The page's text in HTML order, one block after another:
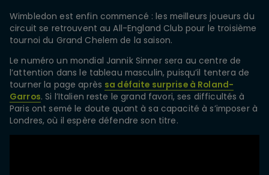
Wimbledon est enfin commencé : les meilleurs joueurs du
circuit se retrouvent au All-England Club pour le troisième
tournoi du Grand Chelem de la saison.
Le numéro un mondial Jannik Sinner sera au centre de
l’attention dans le tableau masculin, puisqu’il tentera de
tourner la page après sa défaite surprise à Roland-
Garros. Si l’Italien reste le grand favori, ses difficultés à
Paris ont semé le doute quant à sa capacité à s’imposer à
Londres, où il espère défendre son titre.